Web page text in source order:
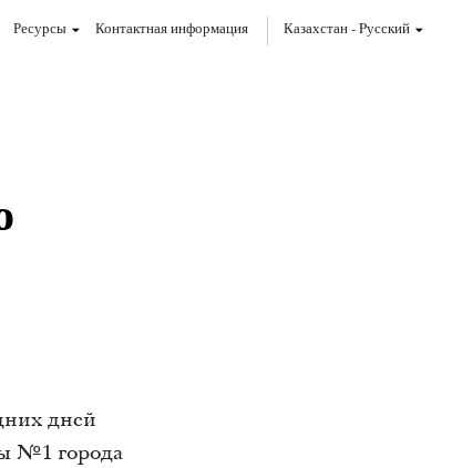
Ресурсы Контактная информация Казахстан-Pусский
дней
№1 города